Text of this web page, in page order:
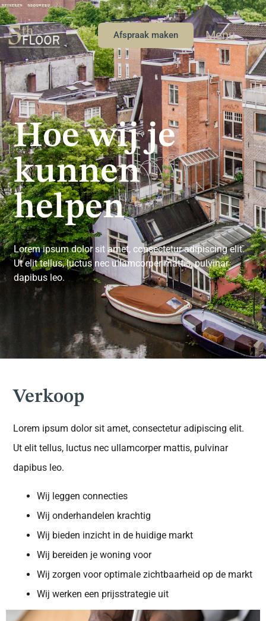
Menu
Afspraak maken
Hoe wij je
kunnen
helpen
Lorem ipsum dolor sit amet, consectetur adipiscing elit.
Ut elit tellus, luctus nec ullamcorper mattis, pulvinar
dapibus leo.
Verkoop
Lorem ipsum dolor sit amet, consectetur adipiscing elit.
Ut elit tellus, luctus nec ullamcorper mattis, pulvinar
dapibus leo.
Wij leggen connecties
Wij onderhandelen krachtig
Wij bieden inzicht in de huidige markt
Wij bereiden je woning voor
Wij zorgen voor optimale zichtbaarheid op de markt
Wij werken een prijsstrategie uit